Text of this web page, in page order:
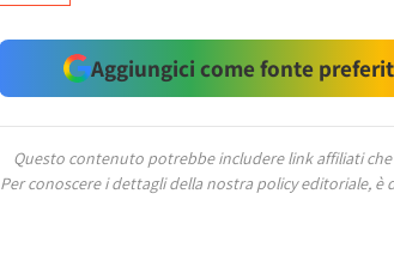
Aggiungici come fonte
Questo contenuto potrebbe includere link affiliati
Per conoscere i dettagli della nostra policy editoriale, è